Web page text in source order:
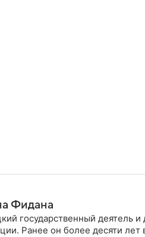
Фидана
государственный деятель
Ранее он более десяти